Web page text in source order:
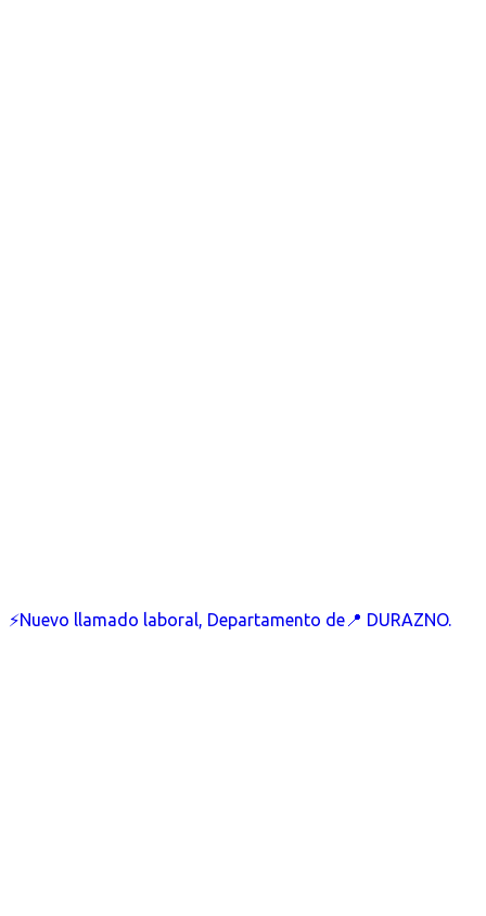
⚡Nuevo llamado laboral, Departamento de📍 DURAZNO.